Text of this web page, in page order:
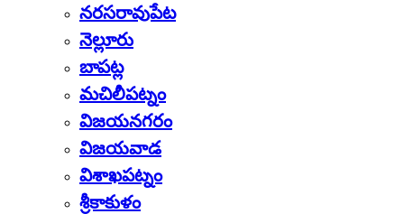
నరసరావుపేట
నెల్లూరు
బాపట్ల
మచిలీపట్నం
విజయనగరం
విజయవాడ
విశాఖపట్నం
శ్రీకాకుళం